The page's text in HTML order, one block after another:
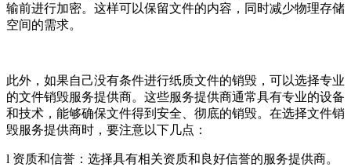
输前进行加密。这样可以保留文件的内容，同时减少物理存储
空间的需求。
此外，如果自己没有条件进行纸质文件的销毁，可以选择专业
的文件销毁服务提供商。这些服务提供商通常具有专业的设备
和技术，能够确保文件得到安全、彻底的销毁。在选择文件销
毁服务提供商时，要注意以下几点：
l 资质和信誉：选择具有相关资质和良好信誉的服务提供商。